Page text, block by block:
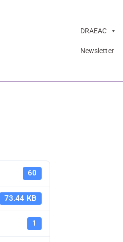
DRAEAC
Newsletter
60
73.44 KB
1